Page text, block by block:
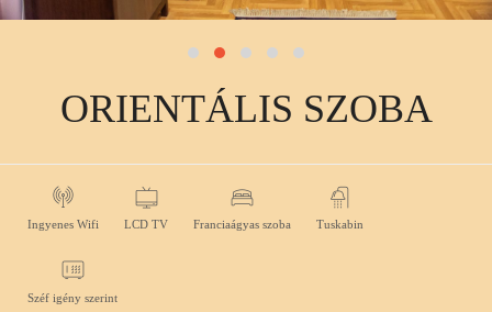
ORIENTÁLIS SZOBA
Ingyenes Wifi LCD TV Franciaágyas szoba Tuskabin
Széf igény szerint